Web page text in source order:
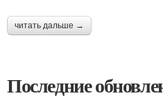
читать дальше →
Последние